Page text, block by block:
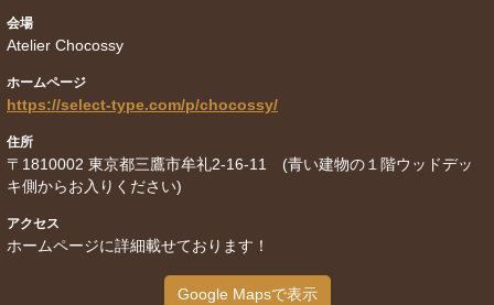
会場
Atelier Chocossy
ホームページ
https://select-type.com/p/chocossy/
住所
〒1810002 東京都三鷹市牟礼2-16-11 (青い建物の１階ウッドデッ
キ側からお入りください)
アクセス
ホームページに詳細載せております！
Google Mapsで表示